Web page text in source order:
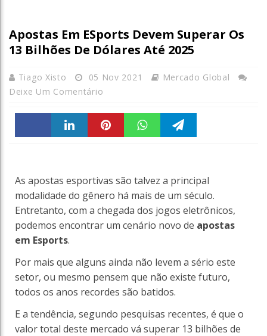
Apostas Em ESports Devem Superar Os
13 Bilhões De Dólares Até 2025
Tiago Xisto 05 Nov 2021
Mercado Global
Deixe Um Comentário
As apostas esportivas são talvez a principal
modalidade do gênero há mais de um século.
Entretanto, com a chegada dos jogos eletrônicos,
podemos encontrar um cenário novo de apostas
em Esports.
Por mais que alguns ainda não levem a sério este
setor, ou mesmo pensem que não existe futuro,
todos os anos recordes são batidos.
E a tendência, segundo pesquisas recentes, é que o
valor total deste mercado vá superar 13 bilhões de